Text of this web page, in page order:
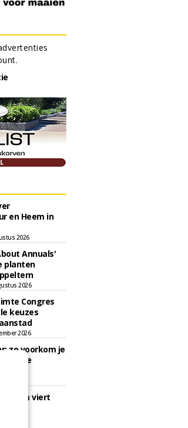
en Heem in
2026
Annuals'
planten
2026
Congres
keuzes
2026
zo voorkom je
viert